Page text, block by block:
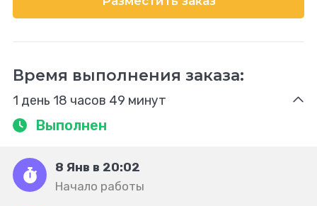
Время выполнения заказа:
1 день 18 часов 49 минут
Выполнен
8 Янв в 20:02
Начало работы